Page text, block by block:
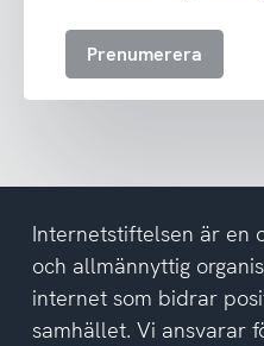
att
del
av
integritetspolicyn
Prenumerera
Internetstiftelsen är en
och allmännyttig
internet som bidrar
samhället. Vi ansvarar